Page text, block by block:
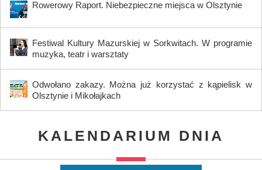
Rowerowy Raport. Niebezpieczne miejsca w Olsztynie
Festiwal Kultury Mazurskiej w Sorkwitach. W programie
muzyka, teatr i warsztaty
Odwołano zakazy. Można już korzystać z kąpielisk w
Olsztynie i Mikołajkach
KALENDARIUM DNIA